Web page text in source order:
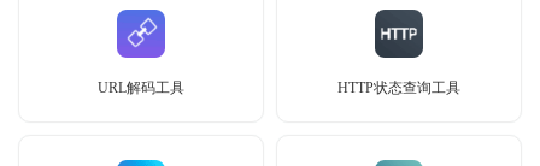
URL解码工具 HTTP状态查询工具